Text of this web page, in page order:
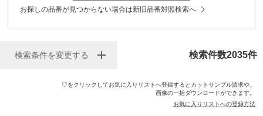
お探しの品番が見つからない場合は新旧品番対照検索へ
検索条件を変更する 検索件数2035件
♡をクリックしてお気に入りリストへ登録するとカットサンプル請求や、
画像の一括ダウンロードができます。
お気に入りリストへの登録方法